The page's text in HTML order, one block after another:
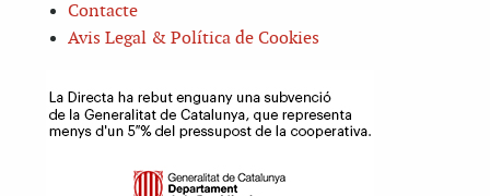
Contacte
Avis Legal & Política de Cookies